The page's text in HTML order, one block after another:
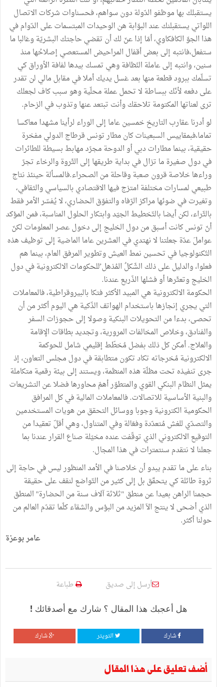
يستقبلك بها موظفو الدّولة دون سواهم، فحسناوات شركات الاتصال
اللواتي يستقبلنك عند البوّابة هن الوحيدات المبتسمات على الدّوام في
هذا الجوّ الكافكاوي، أمّا إذا عنّ لك أن تقضي حاجتك البشريّة وغالبا ما
ستفعل،فانتبه إلى بعض أقفال المراحيض المستعصي إصلاحُها منذ
سنين، وانتبه إلى عاملة النّظافة وهي تمسك بيدها لفافة الأوراق كي
تسلّمك ببرود قطعة منها بعد غسل يديك أملا في مقابل مالي لن تقدر
على دفعه لأنّك ببساطة لا تحمل عملة محلّية وهو سبب كاف لجعلك
ترى لعناتها المكتومة تلاحقك وأنت تبتعد عنها وتذوب في الزحام.
لو أدرنا عقارب التاريخ خمسين عاما إلى الوراء لرأينا مشهدا معاكسا
تماما،فبمقاييس السبعينات كان مطار تونس قرطاج الدولي مفخرة
حقيقية، بينما مطارات دبي أو الدوحة مجرّد مهابط بسيطة للطائرات
في دول صغيرة ما تزال في بداية طريقها إلى الثّروة والرخاء تجرّ
وراءها خلاصة قرون صعبة وقاحلة من الصحراء.فالمسألة حينئذ نتاج
طبيعي لمسارات مختلفة امتزج فيها الاقتصادي بالسياسي والثقافي،
وتغيرت في ضوئها مراكز الرّفاه والتفوّق الحضاري، لا يُفسّر الأمر فقط
بالثّراء، لكن أيضا بالتّخطيط الجيّد وابتكار الحلول المناسبة، فمن المؤكد
أنّ تونس كانت أسبق من دول الخليج إلى دخول عصر المعلومات لكنّ
عواملَ عدّة جعلتنا لا نهتدي في العشرين عاما الماضية إلى توظيف هذه
التّكنولوجيا في تحسين نمط العيش وتطوير المرفق العام، بينما هم
فعلوا، والدليل على ذلك الشّكلُ المُذهل ُللحكومات الالكترونية في دول
الخليج وتعثّرها أو فشلها الذّريع عندنا.
الحكومة الالكترونية هي المبيد الأكثر فتكا بالبيروقراطية، فالمعاملات
التي يجري إنجازها باستخدام الهواتف الذّكية هي اليوم أكثر من أن
تحصى، بدءا من التحويلات البنكية وصولا إلى حجوزات السفر
والفنادق، وخلاص المخالفات المرورية، وتجديد بطاقات الإقامة
والعلاج. أمكن كل ذلك بفضل مُخطّط إقليمي شامل للحوكمة
الالكترونية مُخرجاته تكاد تكون متطابقة في دول مجلس التعاون، إذ
جرى تنفيذه تحت مظلّة هذه المنظمة، ويستند إلى بيئة رقمية متكاملة
يمثل النظام البنكي القوي والمتطوّر أهمّ محاورها فضلا عن التشريعات
والبنية الأساسية للاتصالات. فالمعاملات المالية في كل المرافق
الحكومية الكترونية وجوبا ووسائل التحقق من هويات المستخدمين
والتصدّي للغش مُتعدّدة وفعّالة وفي المتناول، وهي أقلّ تعقيدا من
التوقيع الالكتروني الذي توقّفت عنده مخيّلة صناع القرار عندنا بما
جعلنا لا نتقدم سنتمترات في هذا المجال.
بناء على ما تقدم يبدو أن خلاصنا في الأمد المنظور ليس في حاجة إلى
ثروة طائلة كي يتحقّق بل إلى كثير من التّواضع لنقف على حقيقة
حجمنا الراهن بعيدا عن منطق "ثلاثة آلاف سنة من الحضارة" المنطق
الذي أضحى لا ينتج الاّ المزيد من البؤس والشقاء كلّما تقدّم العالم من
حولنا أكثر.
عامر بوعزة
أرسل إلى صديق طباعة
هل أعجبك هذا المقال ؟ شارك مع أصدقائك !
شارك التويتر شارك
أضف تعليق على هذا المقال